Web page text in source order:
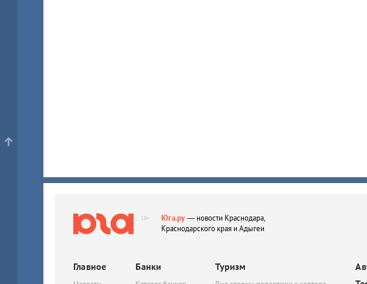
18+ Юга.ру— новости Краснодара,
Краснодарского края и Адыгеи
Главное Банки Туризм